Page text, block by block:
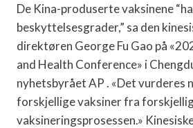
De Kina-produserte vaksinene
beskyttelsesgrader,” sa den
direktøren George Fu Gao på
and Health Conference» i
nyhetsbyrået AP . «Det vurderes
forskjellige vaksiner fra
vaksineringsprosessen.»